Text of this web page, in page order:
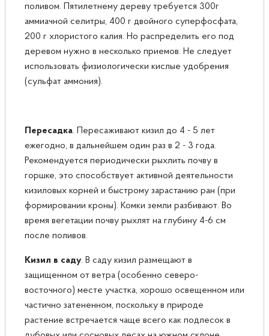
поливом. Пятилетнему дереву требуется 300г
аммиачной селитры, 400 г двойного суперфосфата,
200 г хлористого калия. Но распределить его под
деревом нужно в несколько приемов. Не следует
использовать физиологически кислые удобрения
(сульфат аммония).
Пересадка. Пересаживают кизил до 4 - 5 лет
ежегодно, в дальнейшем один раз в 2 - 3 года.
Рекомендуется периодически рыхлить почву в
горшке, это способствует активной деятельности
кизиловых корней и быстрому зарастанию ран (при
формировании кроны). Комки земли разбивают. Во
время вегетации почву рыхлят на глубину 4-6 см
после поливов.
Кизил в саду. В саду кизил размещают в
защищенном от ветра (особенно северо-
восточного) месте участка, хорошо освещенном или
частично затененном, поскольку в природе
растение встречается чаще всего как подлесок в